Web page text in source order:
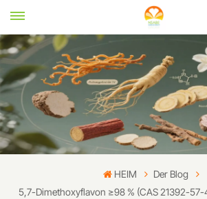
HEIM
Der Blog
5,7-Dimethoxyflavon ≥98 % (CAS 21392-57-